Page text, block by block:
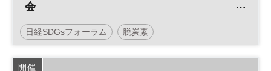
会
＜日経 大丸有 SDGsフェス＞
日経SDGsフォーラム 脱炭素
カーボンニュートラル 日経SDGsフェス 環境
開催